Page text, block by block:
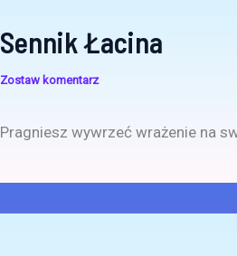
Sennik Łacina
Zostaw komentarz
Pragniesz wywrzeć wrażenie na